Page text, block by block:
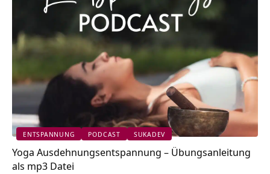
ENTSPANNUNG PODCAST SUKADEV
Yoga Ausdehnungsentspannung – Übungsanleitung
als mp3 Datei